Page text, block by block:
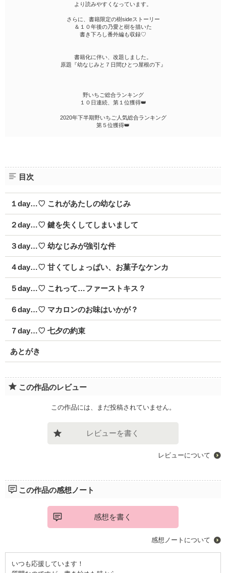
より読みやすくなっています。
さらに、書籍限定の樹sideストーリー
＆１０年後の乃愛と樹を描いた
書き下ろし番外編も収録♡
書籍化に伴い、改題しました。
原題『幼なじみと７日間ひとつ屋根の下』
野いちご総合ランキング
１０日連続、第１位獲得👑
2020年下半期野いちご人気総合ランキング
第５位獲得👑
目次
１day…♡ これがあたしの幼なじみ
２day…♡ 鍵を失くしてしまいまして
３day…♡ 幼なじみが強引な件
４day…♡ 甘くてしょっぱい、お菓子なケンカ
５day…♡ これって…ファーストキス？
６day…♡ マカロンのお味はいかが？
７day…♡ 七夕の約束
あとがき
この作品のレビュー
この作品には、まだ投稿されていません。
レビューを書く
レビューについて
この作品の感想ノート
感想を書く
感想ノートについて
いつも応援しています！